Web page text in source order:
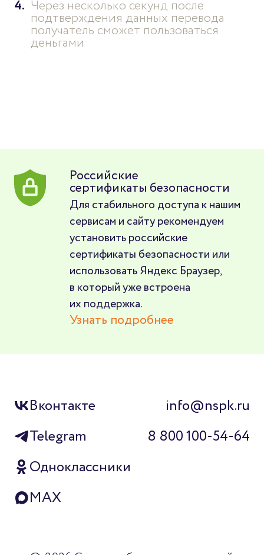
Через несколько секунд после
подтверждения данных перевода
получатель сможет пользоваться
деньгами
Российские
сертификаты безопасности
Для стабильного доступа к нашим
сервисам и сайту рекомендуем
установить российские
сертификаты безопасности или
использовать Яндекс Браузер,
в который уже встроена
их поддержка.
Узнать подробнее
Вконтакте
Одноклассники
Telegram
MAX
info@nspk.ru
8 800 100-54-64